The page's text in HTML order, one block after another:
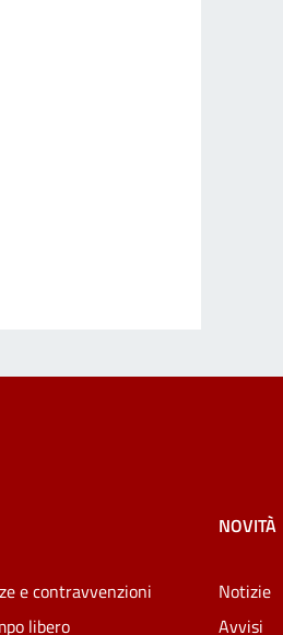
e contravvenzioni
libero
NOVITÀ
Notizie
Avvisi